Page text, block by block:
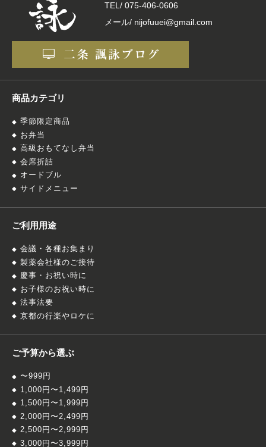
TEL/ 075-406-0606
メール/ nijofuuei@gmail.com
商品カテゴリ
季節限定商品
お弁当
高級おもてなし弁当
会席折詰
オードブル
サイドメニュー
ご利用用途
会議・各種お集まり
製薬会社様のご接待
慶事・お祝い時に
お子様のお祝い時に
法事法要
京都の行楽やロケに
ご予算から選ぶ
〜999円
1,000円〜1,499円
1,500円〜1,999円
2,000円〜2,499円
2,500円〜2,999円
3,000円〜3,999円